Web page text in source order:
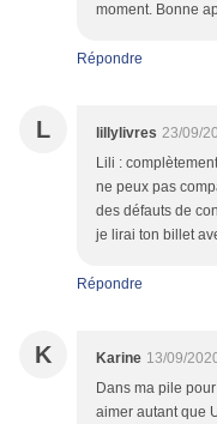
moment. Bonne
Répondre
L lillylivres 23/09/
Lili :
ne peux pas
des défauts de
je lirai ton billet
Répondre
K Karine 13/09/
Dans ma pile
aimer autant que